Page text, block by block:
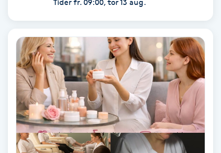
Svettbehandling
Tuina-massage
Taktil massage
Tandblekning
Tandläkare
Tider fr. 09:00, tor 13 aug.